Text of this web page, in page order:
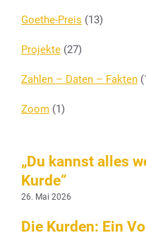
Goethe-Preis (13)
Projekte (27)
Zahlen – Daten – Fakten
Zoom (1)
„Du kannst alles
Kurde“
26. Mai 2026
Die Kurden: Ein